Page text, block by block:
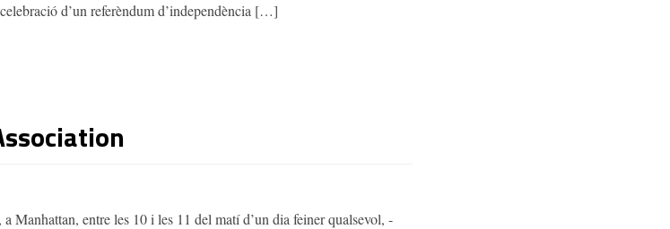
d’un referèndum d’independència […]
entre les 10 i les 11 del matí d’un dia feiner qualsevol, -